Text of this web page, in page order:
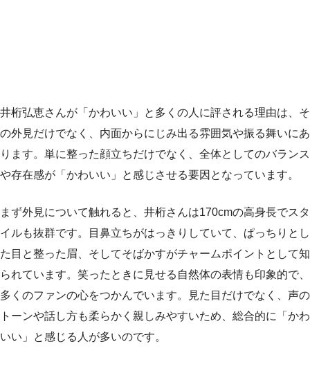
井桁弘恵さんが「かわいい」と多くの人に評される理由は、そ
の外見だけでなく、内面からにじみ出る雰囲気や振る舞いにあ
ります。単に整った顔立ちだけでなく、全体としてのバランス
や存在感が「かわいい」と感じさせる要因となっています。
まず外見について触れると、井桁さんは170cmの高身長でスタ
イルも抜群です。目鼻立ちがはっきりしていて、ぱっちりとし
た目と整った眉、そしてそばかすがチャームポイントとして知
られています。笑ったときに見せる自然体の表情も印象的で、
多くのファンの心をつかんでいます。見た目だけでなく、声の
トーンや話し方も柔らかく親しみやすいため、総合的に「かわ
いい」と感じる人が多いのです。